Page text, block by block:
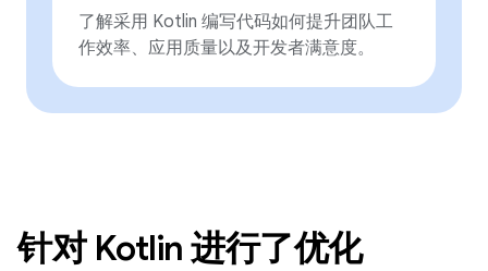
了解采用 Kotlin 编写代码如何提升团队工
作效率、应用质量以及开发者满意度。
针对 Kotlin 进行了优化